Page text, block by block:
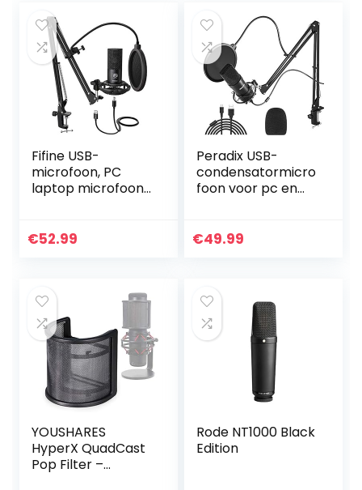
Fifine USB-
microfoon, PC
laptop microfoon,
standaard, studio
€52.99
Peradix USB-
condensatormicro
foon voor pc en
met
er, voorruit…
€49.99
YOUSHARES
HyperX QuadCast
Pop Filter –
Rode NT1000 Black
Edition